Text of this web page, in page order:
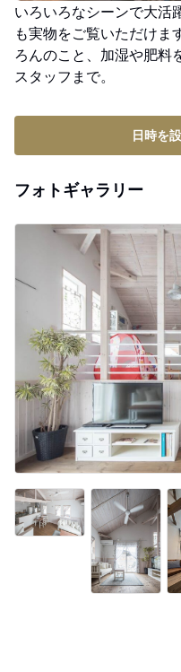
いろいろなシーンで大活
も実物をご覧いただけま
ろんのこと、加湿や肥料
スタッフまで。
日時を
フォトギャラリー